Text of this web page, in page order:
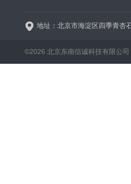
©2026 北京东南信诚科技有限公